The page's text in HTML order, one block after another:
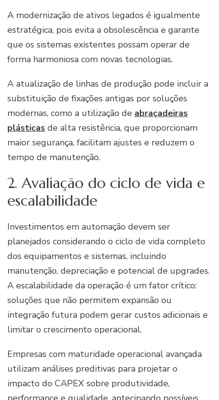
A modernização de ativos legados é igualmente
estratégica, pois evita a obsolescência e garante
que os sistemas existentes possam operar de
forma harmoniosa com novas tecnologias.
A atualização de linhas de produção pode incluir a
substituição de fixações antigas por soluções
modernas, como a utilização de abraçadeiras
plásticas de alta resistência, que proporcionam
maior segurança, facilitam ajustes e reduzem o
tempo de manutenção.
2. Avaliação do ciclo de vida e
escalabilidade
Investimentos em automação devem ser
planejados considerando o ciclo de vida completo
dos equipamentos e sistemas, incluindo
manutenção, depreciação e potencial de upgrades.
A escalabilidade da operação é um fator crítico:
soluções que não permitem expansão ou
integração futura podem gerar custos adicionais e
limitar o crescimento operacional.
Empresas com maturidade operacional avançada
utilizam análises preditivas para projetar o
impacto do CAPEX sobre produtividade,